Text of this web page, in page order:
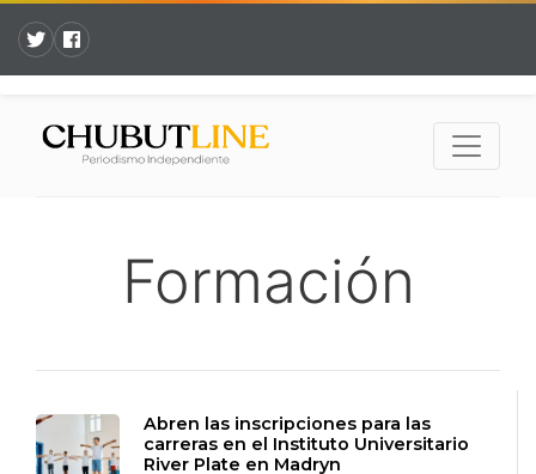
Formación
Abren las inscripciones para las
carreras en el Instituto Universitario
River Plate en Madryn